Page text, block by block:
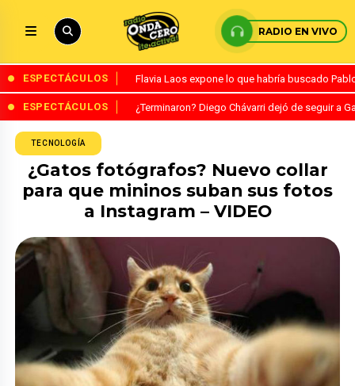
RADIO EN VIVO
ESPECTÁCULOS Flavia Laos expone lo que habría buscado
ESPECTÁCULOS ¿Terminaron? Diego Chávarri dejó de seguir a
TECNOLOGÍA
¿Gatos fotógrafos? Nuevo collar
para que mininos suban sus fotos
a Instagram – VIDEO